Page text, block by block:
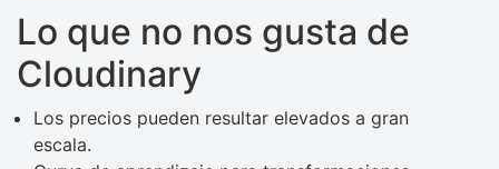
Lo que no nos gusta de
Cloudinary
Los precios pueden resultar elevados a gran
escala.